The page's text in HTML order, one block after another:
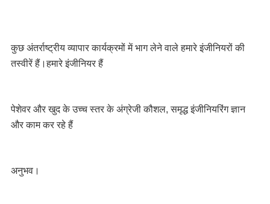
कुछ अंतर्राष्ट्रीय व्यापार कार्यक्रमों में भाग लेने वाले हमारे इंजीनियरों की
तस्वीरें हैं।हमारे इंजीनियर हैं
पेशेवर और खुद के उच्च स्तर के अंग्रेजी कौशल, समृद्ध इंजीनियरिंग ज्ञान
और काम कर रहे हैं
अनुभव।